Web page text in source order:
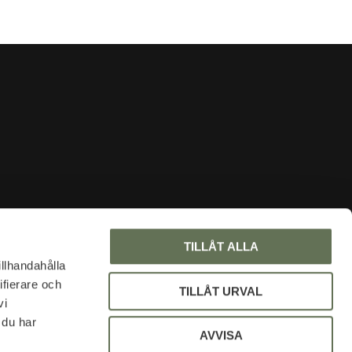
och
har
TILLÅT ALLA
TILLÅT URVAL
AVVISA
About us
Blog
Policy and cookies